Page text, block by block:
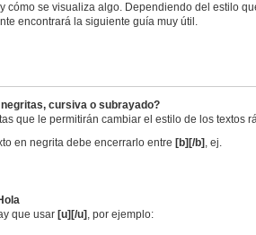
cómo se visualiza algo. Dependiendo del estilo
encontrará la siguiente guía muy útil.
cursiva o subrayado?
que le permitirán cambiar el estilo de los textos
en negrita debe encerrarlo entre [b][/b] , ej.
que usar [u][/u] , por ejemplo: